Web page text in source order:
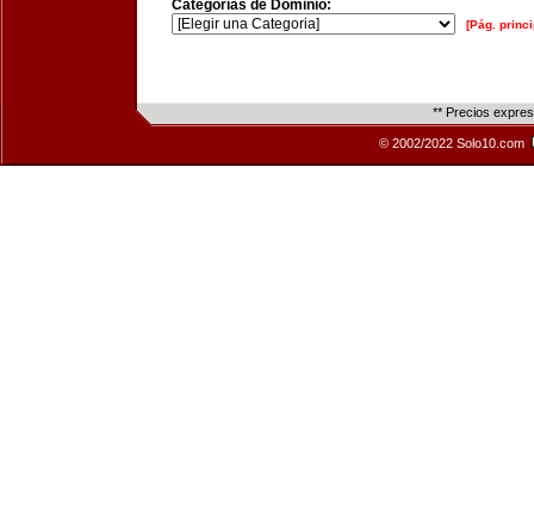
Categorías de Dominio:
[Pág.
** Precios
© 2002/2022 Solo10.com